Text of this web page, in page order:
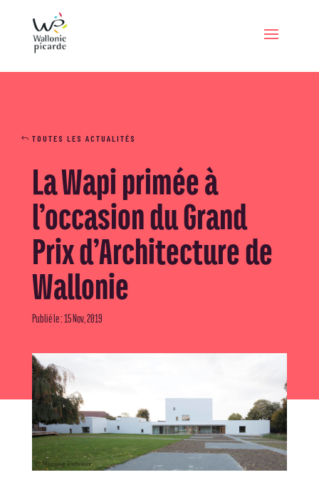
TOUTES LES ACTUALITÉS
La Wapi primée à
l’occasion du Grand
Prix d’Architecture de
Wallonie
Publié le : 15 Nov, 2019